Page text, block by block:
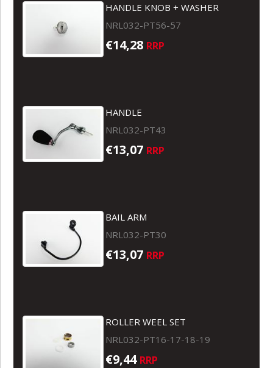
HANDLE KNOB + WASHER
NRL032-PT56-57
€14,28 RRP
HANDLE
NRL032-PT43
€13,07 RRP
BAIL ARM
NRL032-PT30
€13,07 RRP
ROLLER WEEL SET
NRL032-PT16-17-18-19
€9,44 RRP